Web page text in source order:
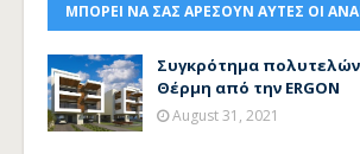
ΜΠΟΡΕΙ ΝΑ ΣΑΣ ΑΡΕΣΟΥΝ ΑΥΤΕΣ ΟΙ
Συγκρότημα πολυτελών
Θέρμη από την ERGON
August 31, 2021